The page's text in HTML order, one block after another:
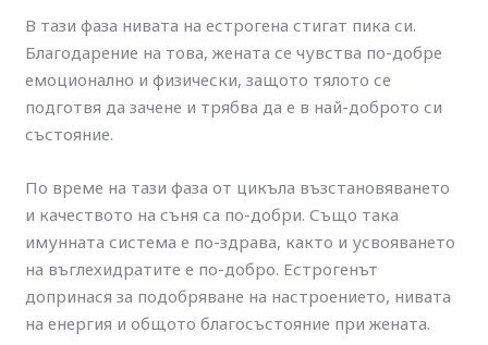
В тази фаза нивата на естрогена стигат пика си.
Благодарение на това, жената се чувства по-добре
емоционално и физически, защото тялото се
подготвя да зачене и трябва да е в най-доброто си
състояние.
По време на тази фаза от цикъла възстановяването
и качеството на съня са по-добри. Също така
имунната система е по-здрава, както и усвояването
на въглехидратите е по-добро. Естрогенът
допринася за подобряване на настроението, нивата
на енергия и общото благосъстояние при жената.